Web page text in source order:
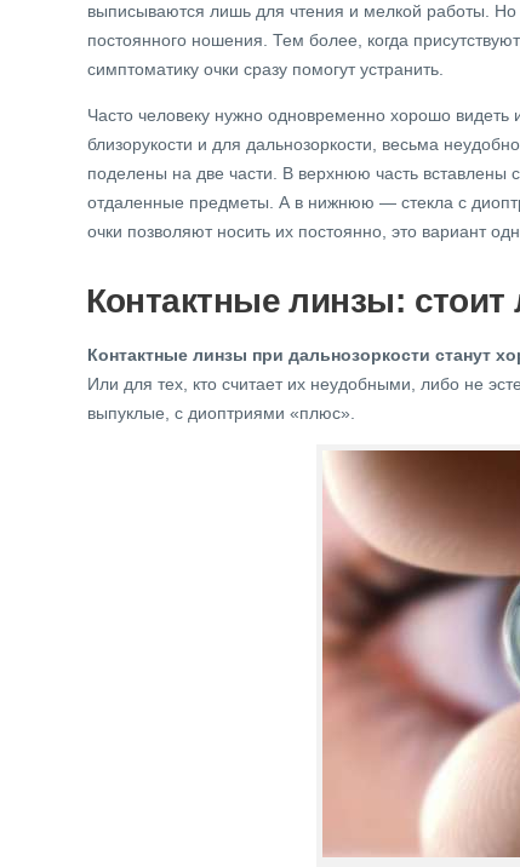
выписываются лишь для чтения и мелкой работы. Но
постоянного ношения. Тем более, когда
симптоматику очки сразу помогут устранить.
Часто человеку нужно одновременно хорошо видеть
близорукости и для дальнозоркости, весьма
поделены на две части. В верхнюю часть вставлены
отдаленные предметы. А в нижнюю — стекла с
очки позволяют носить их постоянно, это вариант
Контактные линзы: стоит
Контактные линзы при дальнозоркости станут
Или для тех, кто считает их неудобными, либо не
выпуклые, с диоптриями «плюс».